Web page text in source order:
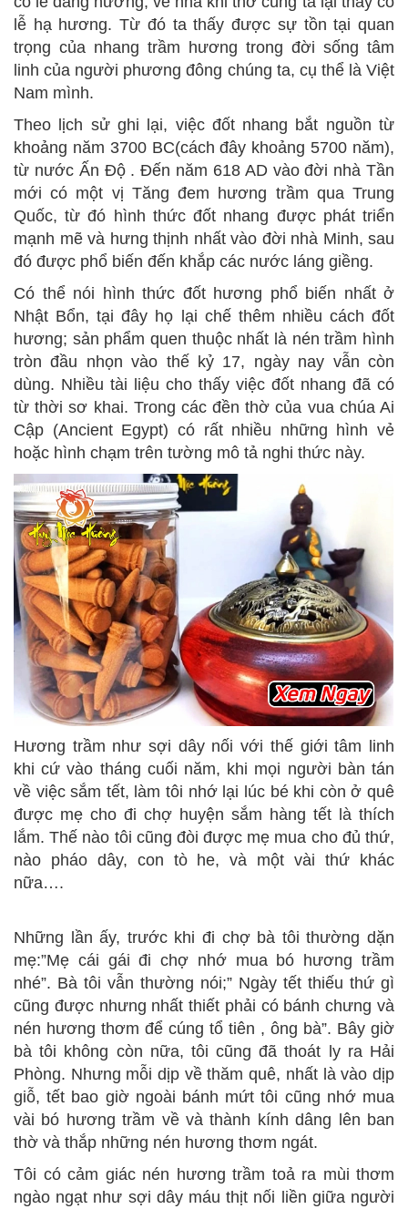
lễ hạ hương. Từ đó ta thấy được sự tồn tại quan
trọng của nhang trầm hương trong đời sống tâm
linh của người phương đông chúng ta, cụ thể là Việt
Nam mình.
Theo lịch sử ghi lại, việc đốt nhang bắt nguồn từ
khoảng năm 3700 BC(cách đây khoảng 5700 năm),
từ nước Ấn Độ . Đến năm 618 AD vào đời nhà Tần
mới có một vị Tăng đem hương trầm qua Trung
Quốc, từ đó hình thức đốt nhang được phát triển
mạnh mẽ và hưng thịnh nhất vào đời nhà Minh, sau
đó được phổ biến đến khắp các nước láng giềng.
Có thể nói hình thức đốt hương phổ biến nhất ở
Nhật Bổn, tại đây họ lại chế thêm nhiều cách đốt
hương; sản phẩm quen thuộc nhất là nén trầm hình
tròn đầu nhọn vào thế kỷ 17, ngày nay vẫn còn
dùng. Nhiều tài liệu cho thấy việc đốt nhang đã có
từ thời sơ khai. Trong các đền thờ của vua chúa Ai
Cập (Ancient Egypt) có rất nhiều những hình vẻ
hoặc hình chạm trên tường mô tả nghi thức này.
Hương trầm như sợi dây nối với thế giới tâm linh
khi cứ vào tháng cuối năm, khi mọi người bàn tán
về việc sắm tết, làm tôi nhớ lại lúc bé khi còn ở quê
được mẹ cho đi chợ huyện sắm hàng tết là thích
lắm. Thế nào tôi cũng đòi được mẹ mua cho đủ thứ,
nào pháo dây, con tò he, và một vài thứ khác
nữa….
Những lần ấy, trước khi đi chợ bà tôi thường dặn
mẹ:”Mẹ cái gái đi chợ nhớ mua bó hương trầm
nhé”. Bà tôi vẫn thường nói;” Ngày tết thiếu thứ gì
cũng được nhưng nhất thiết phải có bánh chưng và
nén hương thơm để cúng tổ tiên , ông bà”. Bây giờ
bà tôi không còn nữa, tôi cũng đã thoát ly ra Hải
Phòng. Nhưng mỗi dịp về thăm quê, nhất là vào dịp
giỗ, tết bao giờ ngoài bánh mứt tôi cũng nhớ mua
vài bó hương trầm về và thành kính dâng lên ban
thờ và thắp những nén hương thơm ngát.
Tôi có cảm giác nén hương trầm toả ra mùi thơm
ngào ngạt như sợi dây máu thịt nối liền giữa người